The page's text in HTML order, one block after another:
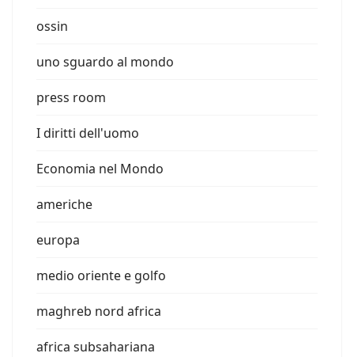
ossin
uno sguardo al mondo
press room
I diritti dell'uomo
Economia nel Mondo
americhe
europa
medio oriente e golfo
maghreb nord africa
africa subsahariana